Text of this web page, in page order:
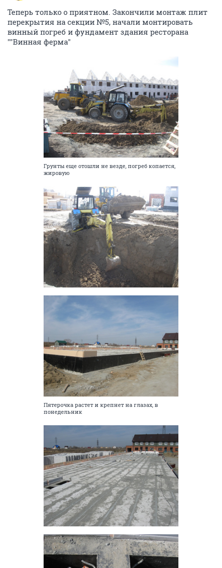
Теперь только о приятном. Закончили монтаж плит
перекрытия на секции №5, начали монтировать
винный погреб и фундамент здания ресторана
""Винная ферма"
Грунты еще отошли не везде, погреб копается,
жировую
Пятерочка растет и крепнет на глазах, в
понедельник